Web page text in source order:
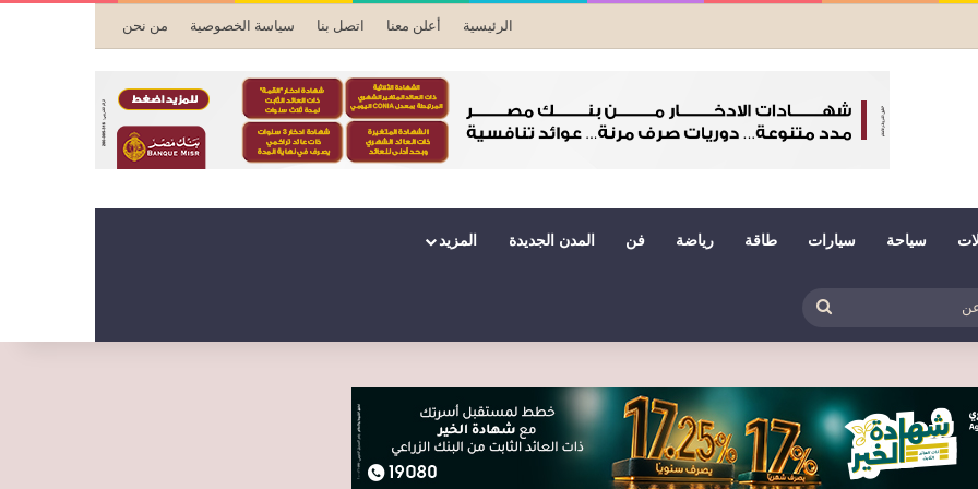
الرئيسية أعلن معنا اتصل بنا سياسة الخصوصية من نحن
سياحة سيارات طاقة رياضة فن المدن الجديدة المزيد
عن